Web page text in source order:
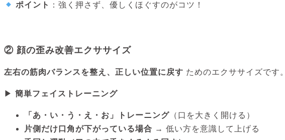
ポイント ：強く押さず、優しくほぐすのがコツ！
② 顔の歪み改善エクササイズ
左右の筋肉バランスを整え、正しい位置に戻す ためのエクササイズです。
▶ 簡単フェイストレーニング
「あ・い・う・え・お」トレーニング （口を大きく開ける）
片側だけ口角が下がっている場合 → 低い方を意識して上げる